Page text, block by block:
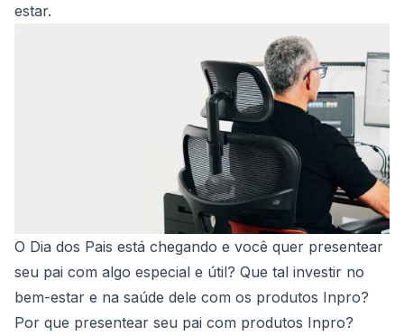
estar.
O Dia dos Pais está chegando e você quer presentear
seu pai com algo especial e útil? Que tal investir no
bem-estar e na saúde dele com os produtos Inpro?
Por que presentear seu pai com produtos Inpro?